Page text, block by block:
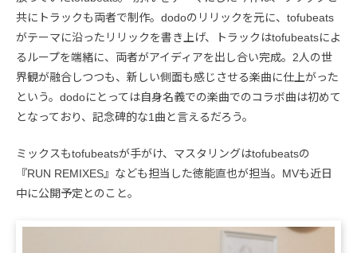
共にトラックも両者で制作。dodoのリリックを元に、tofubeats
がテーマに沿ったリリックを書き上げ、トラックはtofubeatsによ
るループを端緒に、両者がアイディアを出し合い完成。2人の世
界観が融合しつつも、新しい側面も感じさせる楽曲に仕上がった
という。dodoにとっては自身名義での楽曲でのコラボ曲は初めて
となっており、記念碑的な1曲と言えるだろう。
ミックスもtofubeatsが手がけ、マスタリングはtofubeatsの
『RUN REMIXES』なども担当した徳能直也が担当。MVも近日
中に公開予定とのこと。